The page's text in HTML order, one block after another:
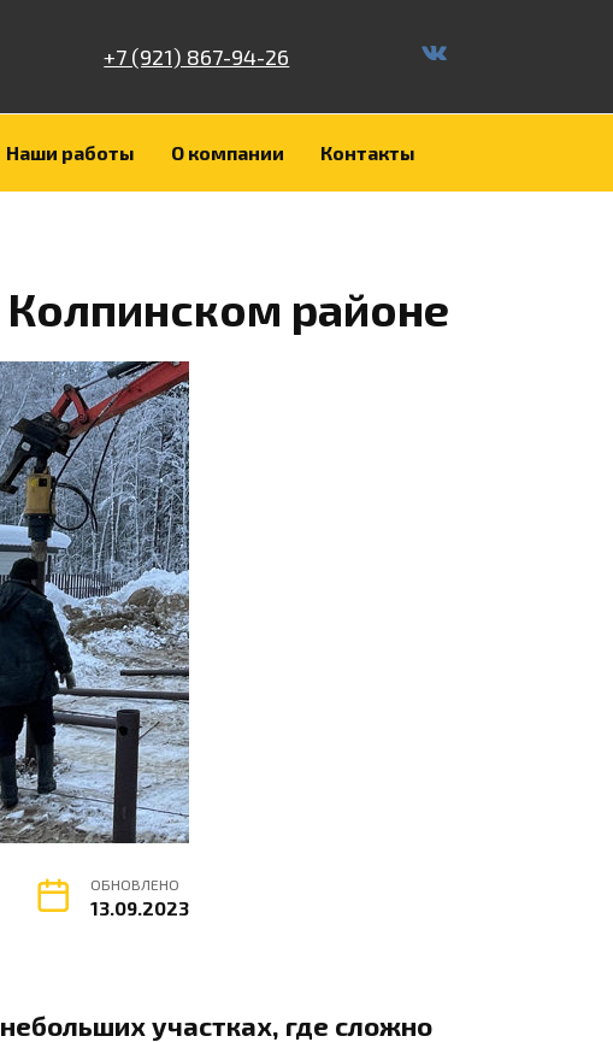
+7 (921) 867-94-26
Наши работы О компании Контакты
Колпинском районе
ОБНОВЛЕНО
13.09.2023
участках, где сложно